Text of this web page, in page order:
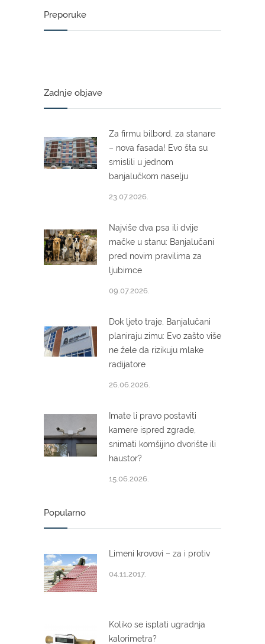
Preporuke
Zadnje objave
Za firmu bilbord, za stanare
– nova fasada! Evo šta su
smislili u jednom
banjalučkom naselju
23.07.2026.
Najviše dva psa ili dvije
mačke u stanu: Banjalučani
pred novim pravilima za
ljubimce
09.07.2026.
Dok ljeto traje, Banjalučani
planiraju zimu: Evo zašto više
ne žele da rizikuju mlake
radijatore
26.06.2026.
Imate li pravo postaviti
kamere ispred zgrade,
snimati komšijino dvorište ili
haustor?
15.06.2026.
Popularno
Limeni krovovi – za i protiv
04.11.2017.
Koliko se isplati ugradnja
kalorimetra?